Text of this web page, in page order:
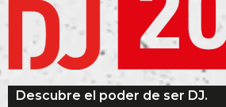
Descubre el poder de ser DJ.